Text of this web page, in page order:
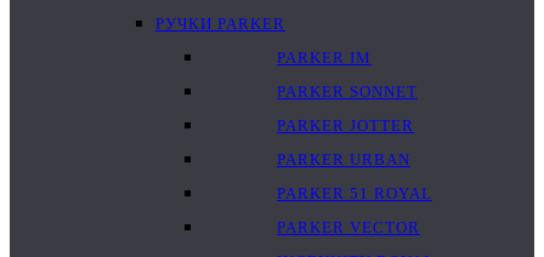
РУЧКИ PARKER
PARKER IM
PARKER SONNET
PARKER JOTTER
PARKER URBAN
PARKER 51 ROYAL
PARKER VECTOR